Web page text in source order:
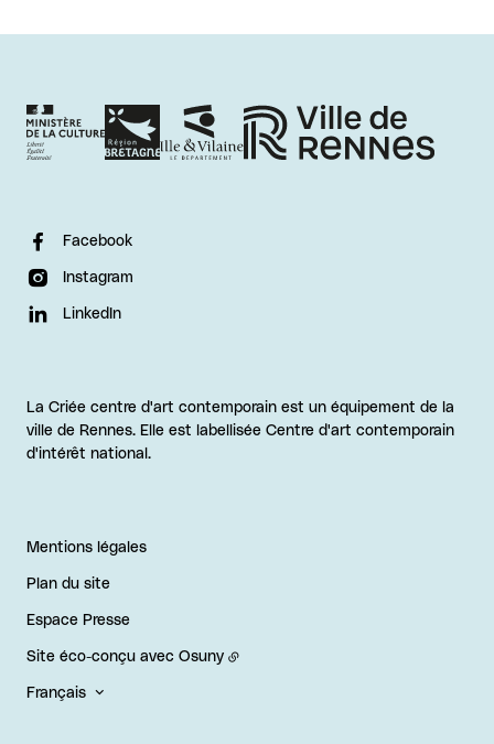
Facebook
Instagram
LinkedIn
La Criée centre d'art contemporain est un équipement de la
ville de Rennes. Elle est labellisée Centre d'art contemporain
d'intérêt national.
Mentions légales
Plan du site
Espace Presse
Site éco-conçu avec Osuny
Français